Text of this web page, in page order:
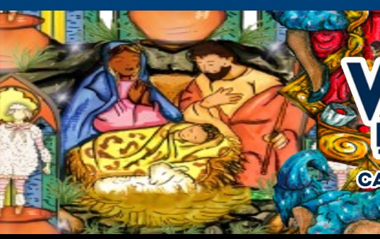
Skip
to
content
Vitrine do Samba
O Portal de Notícias do Carnaval Virtual